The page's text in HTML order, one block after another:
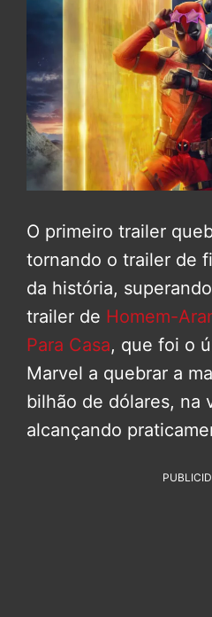
O primeiro trailer
tornando o trailer de
da história,
trailer de Homem-
Para Casa, que foi o
Marvel a quebrar a
bilhão de dólares, na
alcançando